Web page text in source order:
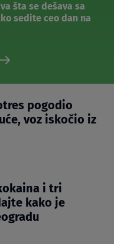
šta se dešava sa
sedite ceo dan na
pogodio
voz iskočio iz
i tri
kako je